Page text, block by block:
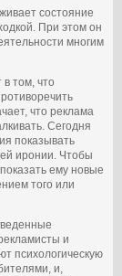
состояние
При этом он
многим
том, что
что реклама
Сегодня
показывать
иронии. Чтобы
ему новые
того или
и
психологическую
и,